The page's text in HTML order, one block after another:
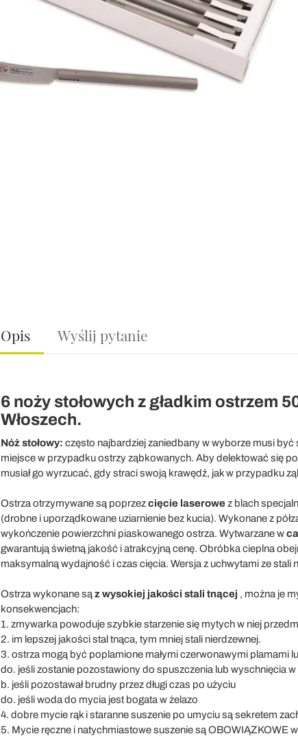
Opis Wyślij pytanie
6 noży stołowych z gładkim ostrzem
Włoszech.
Nóż stołowy: często najbardziej zaniedbany w wyborze musi być
miejsce w przypadku ostrzy ząbkowanych. Aby delektować się
musiał go wyrzucać, gdy straci swoją krawędź, jak w przypadku
Ostrza otrzymywane są poprzezcięcie laserowez blach
(drobne i uporządkowane uziarnienie bez kucia). Wykonane z
wykończenie powierzchni piaskowanego ostrza. Wytwarzane w
gwarantują świetną jakość i atrakcyjną cenę. Obróbka cieplna
maksymalną wydajność i czas cięcia. Wersja z uchwytami ze
Ostrza wykonane są z wysokiej jakości stali tnącej , można je
konsekwencjach:
1. zmywarka powoduje szybkie starzenie się mytych w niej
2. im lepszej jakości stal tnąca, tym mniej stali nierdzewnej.
3. ostrza mogą być poplamione małymi czerwonawymi plamami
do. jeśli zostanie pozostawiony do spuszczenia lub wyschnięcia
b. jeśli pozostawał brudny przez długi czas po użyciu
do. jeśli woda do mycia jest bogata w żelazo
4. dobre mycie rąk i staranne suszenie po umyciu są sekretem
5. Mycie ręczne i natychmiastowe suszenie są OBOWIĄZKOWE